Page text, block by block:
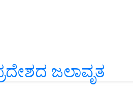
ಜಲಾವೃತ